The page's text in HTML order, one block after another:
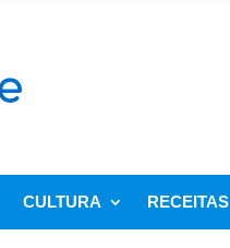
CULTURA RECEITAS